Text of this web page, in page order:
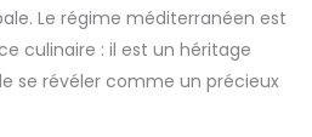
Le régime méditerranéen est
culinaire : il est un héritage
se révéler comme un précieux